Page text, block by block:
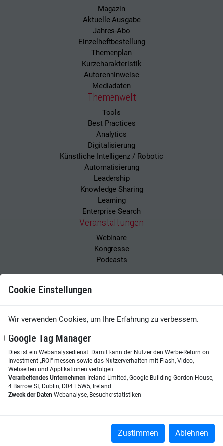
Magazin
Aktuelle Ausgabe
Jahres-Abo
Einzelheftbestellung
Themenplan
Kurzcharakteristik
Autorenhinweise
Mediadaten
Themenwelt
Tools
Best Practices
Analytics
Digitalisierung
Künstliche Intelligenz / Robotic
Automatisierung
Leadership
Knowledge Sharing
Learning
Enterprise Search
Veranstaltungen
Webinare
Kongresse
Podcasts
Wissensmanagement Magazin
Impressum
Herausgeberin:Nicole Lehnert
Westheimer Str. 18
86356 Neusäß
Telefon: +49 (0)821 48685-290
Copyright © 2026
Cookie Einstellungen
Wir verwenden Cookies, um Ihre Erfahrung zu verbessern.
Google Tag Manager
Dies ist ein Webanalysedienst. Damit kann der Nutzer den Werbe-Return on
Investment „ROI“ messen sowie das Nutzerverhalten mit Flash, Video,
Webseiten und Applikationen verfolgen.
Verarbeitendes Unternehmen Ireland Limited, Google Building Gordon House,
4 Barrow St, Dublin, D04 E5W5, Ireland
Zweck der Daten Webanalyse, Besucherstatistiken
Zustimmen Ablehnen